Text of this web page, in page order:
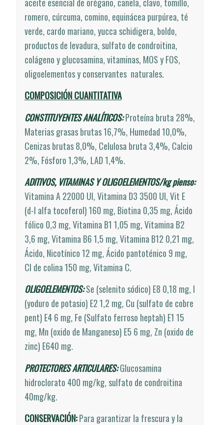
romero, cúrcuma, comino, equinácea purpúrea, té
verde, cardo mariano, yucca schidigera, boldo,
productos de levadura, sulfato de condroitina,
colágeno y glucosamina, vitaminas, MOS y FOS,
oligoelementos y conservantes naturales.
COMPOSICIÓN CUANTITATIVA
CONSTITUYENTES ANALÍTICOS:Proteína bruta 28%,
Materias grasas brutas 16,7%, Humedad 10,0%,
Cenizas brutas 8,0%, Celulosa bruta 3,4%, Calcio
2%, Fósforo 1,3%, LAD 1,4%.
ADITIVOS, VITAMINAS Y OLIGOELEMENTOS/kg pienso:
Vitamina A 22000 UI, Vitamina D3 3500 UI, Vit E
(d-l alfa tocoferol) 160 mg, Biotina 0,35 mg, Ácido
fólico 0,3 mg, Vitamina B1 1,05 mg, Vitamina B2
3,6 mg, Vitamina B6 1,5 mg, Vitamina B12 0,21 mg,
Ácido, Nicotínico 12 mg, Ácido pantoténico 9 mg,
Cl de colina 150 mg, Vitamina C.
OLIGOELEMENTOS:Se (selenito sódico) E8 0,18 mg, I
(yoduro de potasio) E2 1,2 mg, Cu (sulfato de cobre
pent) E4 6 mg, Fe (Sulfato ferroso heptah) E1 15
mg, Mn (oxido de Manganeso) E5 6 mg, Zn (oxido de
zinc) E640 mg.
PROTECTORES ARTICULARES:Glucosamina
hidroclorato 400 mg/kg, sulfato de condroitina
40mg/kg.
CONSERVACIÓN:Para garantizar la frescura y la